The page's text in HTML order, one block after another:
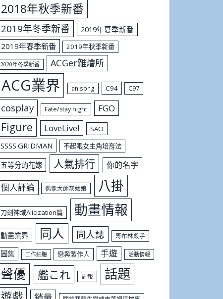
2018年秋季新番
2019年冬季新番
2019年夏季新番
2019年春季新番
2019年秋季新番
2020年冬季新番 ACGer雜燴所
ACG業界 anisong C94 C97
cosplay Fate/stay night FGO
Figure LoveLive! SAO
SSSS.GRIDMAN 不起眼女主角培育法
五等分的花嫁 人氣排行 你的名字
個人評論 偶像大師灰姑娘 八掛
刀劍神域Alicization篇 動畫情報
動畫業界 同人 同人誌 哥布林殺手
圖集 工作細胞 戀與製作人 手遊 活動情報
聲優 艦これ 訃報 話題